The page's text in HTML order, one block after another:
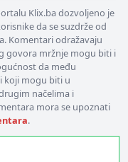
Klix.ba dozvoljeno je
da se suzdrže od
Komentari odražavaju
govora mržnje mogu biti i
da među
koji mogu biti u
načelima i
mora se upoznati
.